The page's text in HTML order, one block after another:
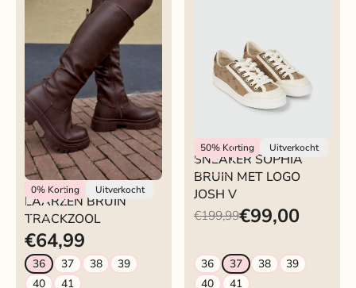
0% Korting Uitverkocht
Rokjeklokje
LAARZEN BRUIN
TRACKZOOL
€64,99
36 37 38
39
40
41
50%Korting Uitverkocht
Josh V
SNEAKER SOPHIA
BRUIN MET LOGO
JOSH V
€199,99€99,00
36 37 38
39
40
41